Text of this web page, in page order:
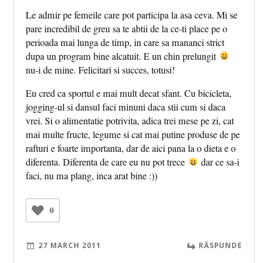
Le admir pe femeile care pot participa la asa ceva. Mi se
pare incredibil de greu sa te abtii de la ce-ti place pe o
perioada mai lunga de timp, in care sa mananci strict
dupa un program bine alcatuit. E un chin prelungit
nu-i de mine. Felicitari si succes, totusi!
Eu cred ca sportul e mai mult decat sfant. Cu bicicleta,
jogging-ul si dansul faci minuni daca stii cum si daca
vrei. Si o alimentatie potrivita, adica trei mese pe zi, cat
mai multe fructe, legume si cat mai putine produse de pe
rafturi e foarte importanta, dar de aici pana la o dieta e o
diferenta. Diferenta de care eu nu pot trece
dar ce sa-i
faci, nu ma plang, inca arat bine :))
0
27 MARCH 2011 RĂSPUNDE